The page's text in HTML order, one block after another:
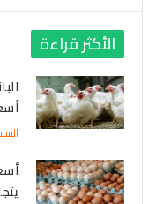
الأكثر قراءة
السبت 01 أغسطس
يتجاوز 100 جنيه